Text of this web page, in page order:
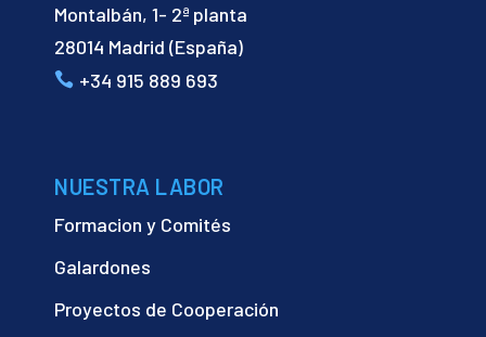
Montalbán, 1- 2ª planta
28014 Madrid (España)
+34 915 889 693
NUESTRA LABOR
Formacion y Comités
Galardones
Proyectos de Cooperación